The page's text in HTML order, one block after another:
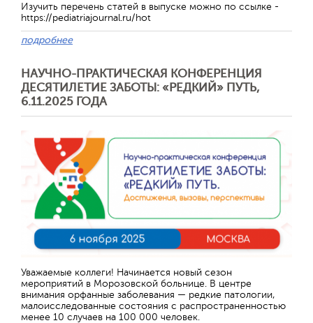
Изучить перечень статей в выпуске можно по ссылке -
https://pediatriajournal.ru/hot
подробнее
НАУЧНО-ПРАКТИЧЕСКАЯ КОНФЕРЕНЦИЯ
ДЕСЯТИЛЕТИЕ ЗАБОТЫ: «РЕДКИЙ» ПУТЬ,
6.11.2025 ГОДА
Уважаемые коллеги! Начинается новый сезон
мероприятий в Морозовской больнице. В центре
внимания орфанные заболевания — редкие патологии,
малоисследованные состояния с распространенностью
менее 10 случаев на 100 000 человек.